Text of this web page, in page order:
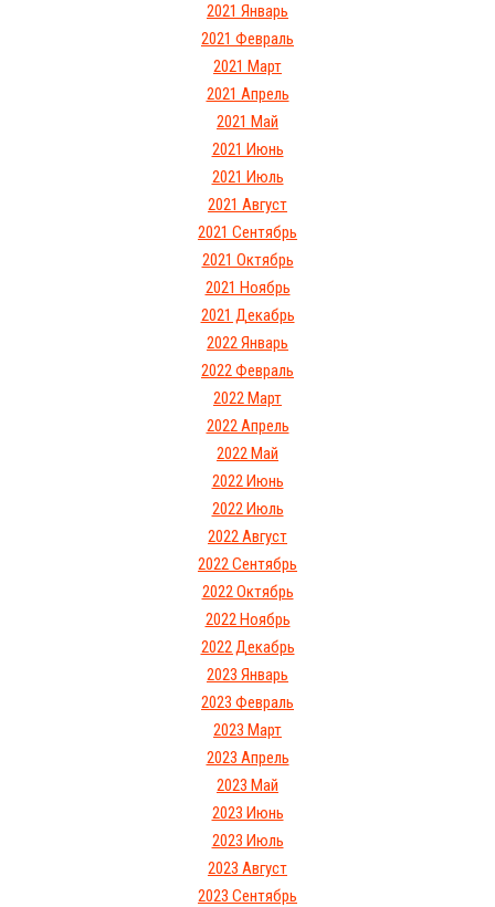
2021 Январь
2021 Февраль
2021 Март
2021 Апрель
2021 Май
2021 Июнь
2021 Июль
2021 Август
2021 Сентябрь
2021 Октябрь
2021 Ноябрь
2021 Декабрь
2022 Январь
2022 Февраль
2022 Март
2022 Апрель
2022 Май
2022 Июнь
2022 Июль
2022 Август
2022 Сентябрь
2022 Октябрь
2022 Ноябрь
2022 Декабрь
2023 Январь
2023 Февраль
2023 Март
2023 Апрель
2023 Май
2023 Июнь
2023 Июль
2023 Август
2023 Сентябрь